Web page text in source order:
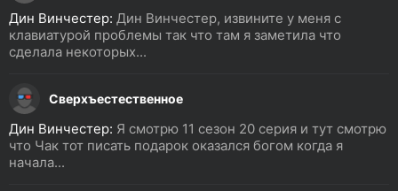
Дин Винчестер: Дин Винчестер, извините у меня с
клавиатурой проблемы так что там я заметила что
сделала некоторых...
Сверхъестественное
Дин Винчестер: Я смотрю 11 сезон 20 серия и тут смотрю
что Чак тот писать подарок оказался богом когда я
начала...